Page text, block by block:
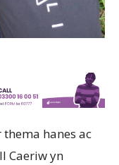
hanes ac
Caeriw yn